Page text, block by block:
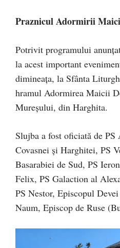
Praznicul Adormirii
Potrivit programului
la acest important
dimineața, la Sfânta
hramul Adormirea Maicii
Mureșului, din Harghita.
Slujba a fost oficiată de
Covasnei și Harghitei, PS
Basarabiei de Sud, PS
Felix, PS Galaction al
PS Nestor, Episcopul
Naum, Episcop de Ruse